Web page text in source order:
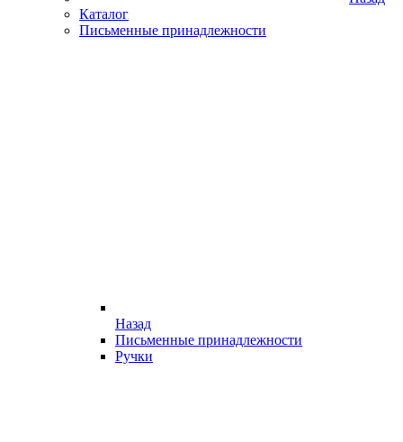
Каталог
Письменные принадлежности
Назад
Письменные принадлежности
Ручки